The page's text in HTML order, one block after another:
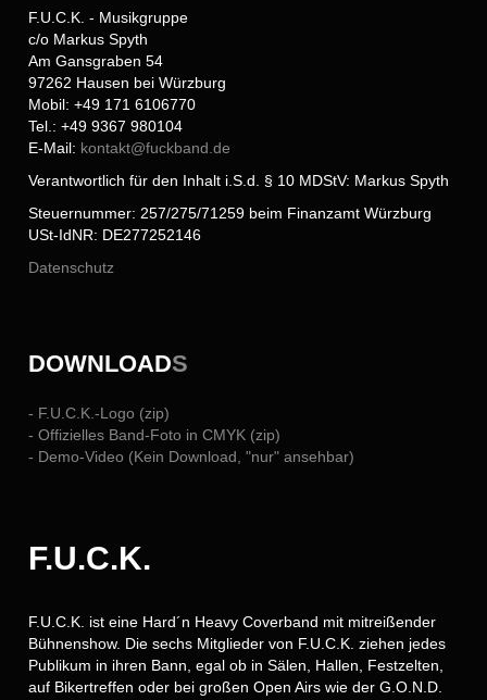
F.U.C.K. - Musikgruppe
c/o Markus Spyth
Am Gansgraben 54
97262 Hausen bei Würzburg
Mobil: +49 171 6106770
Tel.: +49 9367 980104
E-Mail: kontakt@fuckband.de
Verantwortlich für den Inhalt i.S.d. § 10 MDStV: Markus Spyth
Steuernummer: 257/275/71259 beim Finanzamt Würzburg
USt-IdNR: DE277252146
Datenschutz
DOWNLOADS
- F.U.C.K.-Logo (zip)
- Offizielles Band-Foto in CMYK (zip)
- Demo-Video (Kein Download, "nur" ansehbar)
F.U.C.K.
F.U.C.K. ist eine Hard´n Heavy Coverband mit mitreißender
Bühnenshow. Die sechs Mitglieder von F.U.C.K. ziehen jedes
Publikum in ihren Bann, egal ob in Sälen, Hallen, Festzelten,
auf Bikertreffen oder bei großen Open Airs wie der G.O.N.D.